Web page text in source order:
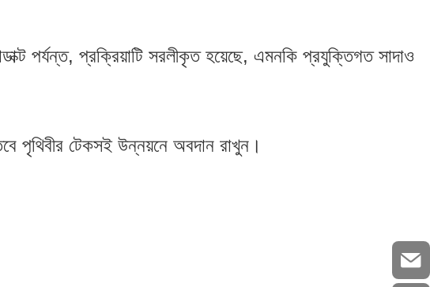
পর্যন্ত, প্রক্রিয়াটি সরলীকৃত হয়েছে, এমনকি প্রযুক্তিগত সাদাও
পৃথিবীর টেকসই উন্নয়নে অবদান রাখুন।